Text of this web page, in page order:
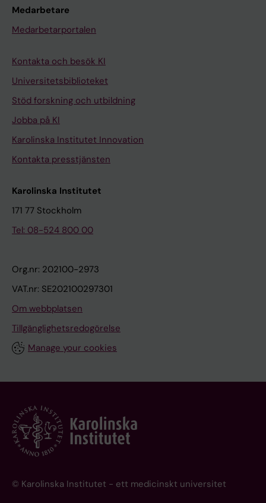
Medarbetare
Medarbetarportalen
Kontakta och besök KI
Universitetsbiblioteket
Stöd forskning och utbildning
Jobba på KI
Karolinska Institutet Innovation
Kontakta presstjänsten
Karolinska Institutet
171 77 Stockholm
Tel: 08-524 800 00
Org.nr: 202100-2973
VAT.nr: SE202100297301
Om webbplatsen
Tillgänglighetsredogörelse
Manage your cookies
© Karolinska Institutet - ett medicinskt universitet